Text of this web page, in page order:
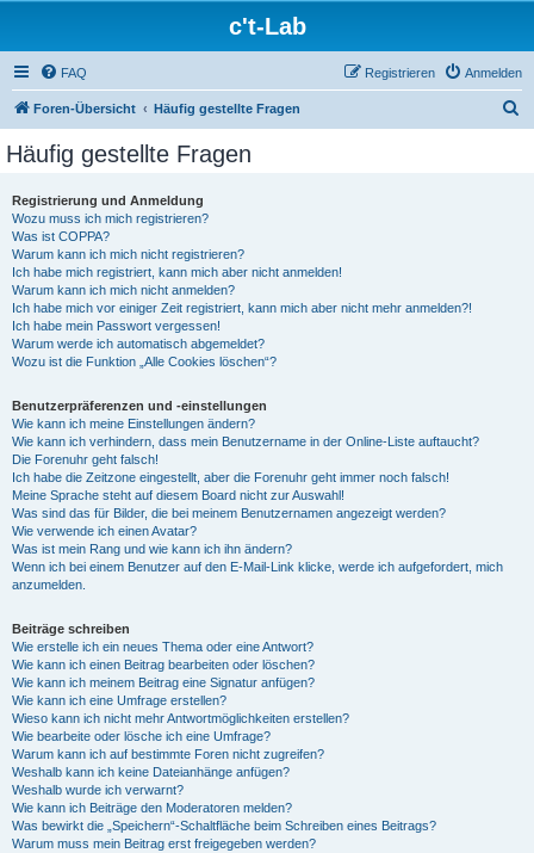
c't-Lab
FAQ Anmelden
Registrieren
Foren-Übersicht Häufig gestellte Fragen
Häufig gestellte Fragen
Registrierung und Anmeldung
Wozu muss ich mich registrieren?
Was ist COPPA?
Warum kann ich mich nicht registrieren?
Ich habe mich registriert, kann mich aber nicht anmelden!
Warum kann ich mich nicht anmelden?
Ich habe mich vor einiger Zeit registriert, kann mich aber nicht mehr anmelden?!
Ich habe mein Passwort vergessen!
Warum werde ich automatisch abgemeldet?
Wozu ist die Funktion „Alle Cookies löschen“?
Benutzerpräferenzen und -einstellungen
Wie kann ich meine Einstellungen ändern?
Wie kann ich verhindern, dass mein Benutzername in der Online-Liste auftaucht?
Die Forenuhr geht falsch!
Ich habe die Zeitzone eingestellt, aber die Forenuhr geht immer noch falsch!
Meine Sprache steht auf diesem Board nicht zur Auswahl!
Was sind das für Bilder, die bei meinem Benutzernamen angezeigt werden?
Wie verwende ich einen Avatar?
Was ist mein Rang und wie kann ich ihn ändern?
Wenn ich bei einem Benutzer auf den E-Mail-Link klicke, werde ich aufgefordert, mich
anzumelden.
Beiträge schreiben
Wie erstelle ich ein neues Thema oder eine Antwort?
Wie kann ich einen Beitrag bearbeiten oder löschen?
Wie kann ich meinem Beitrag eine Signatur anfügen?
Wie kann ich eine Umfrage erstellen?
Wieso kann ich nicht mehr Antwortmöglichkeiten erstellen?
Wie bearbeite oder lösche ich eine Umfrage?
Warum kann ich auf bestimmte Foren nicht zugreifen?
Weshalb kann ich keine Dateianhänge anfügen?
Weshalb wurde ich verwarnt?
Wie kann ich Beiträge den Moderatoren melden?
Was bewirkt die „Speichern“-Schaltfläche beim Schreiben eines Beitrags?
Warum muss mein Beitrag erst freigegeben werden?